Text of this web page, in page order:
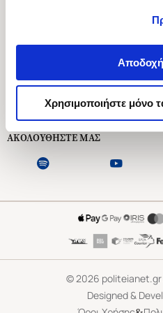
Χρησιμοποιήστε μόνο
Ασκληπιού 1-3,
Δευτέρα -
Εξυπηρέτηση Πελατών
ΑΚΟΛΟΥΘΗΣΤΕ ΜΑΣ
©2026
Designed &